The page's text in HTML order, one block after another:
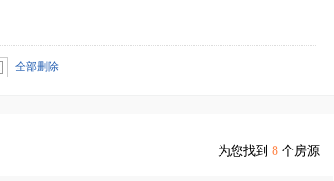
全部删除
为您找到 8 个房源